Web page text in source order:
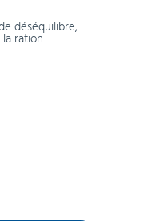
déséquilibre,
ration